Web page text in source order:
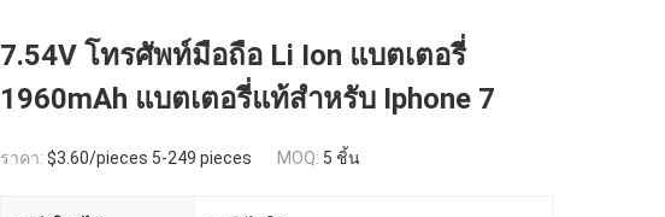
7.54V โทรศัพท์มือถือ Li Ion แบตเตอรี่
1960mAh แบตเตอรี่แท้สําหรับ Iphone 7
ราคา: $3.60/pieces 5-249 pieces MOQ: 5 ชิ้น